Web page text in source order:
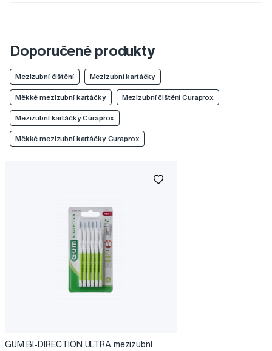
Doporučené produkty
Mezizubní čištění Mezizubní kartáčky
Měkké mezizubní kartáčky Mezizubní čištění Curaprox
Mezizubní kartáčky Curaprox
Měkké mezizubní kartáčky Curaprox
GUM BI-DIRECTION ULTRA mezizubní